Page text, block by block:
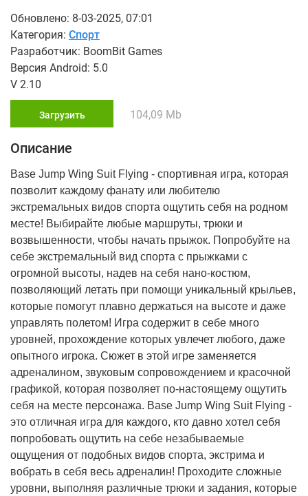
Обновлено: 8-03-2025, 07:01
Категория: Спорт
Разработчик: BoomBit Games
Версия Android: 5.0
V 2.10
Загрузить 104,09 Mb
Описание
Base Jump Wing Suit Flying - спортивная игра, которая
позволит каждому фанату или любителю
экстремальных видов спорта ощутить себя на родном
месте! Выбирайте любые маршруты, трюки и
возвышенности, чтобы начать прыжок. Попробуйте на
себе экстремальный вид спорта с прыжками с
огромной высоты, надев на себя нано-костюм,
позволяющий летать при помощи уникальный крыльев,
которые помогут плавно держаться на высоте и даже
управлять полетом! Игра содержит в себе много
уровней, прохождение которых увлечет любого, даже
опытного игрока. Сюжет в этой игре заменяется
адреналином, звуковым сопровождением и красочной
графикой, которая позволяет по-настоящему ощутить
себя на месте персонажа. Base Jump Wing Suit Flying -
это отличная игра для каждого, кто давно хотел себя
попробовать ощутить на себе незабываемые
ощущения от подобных видов спорта, экстрима и
вобрать в себя весь адреналин! Проходите сложные
уровни, выполняя различные трюки и задания, которые